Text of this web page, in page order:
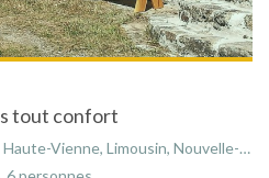
tout confort
Limousin, Nouvelle-Aquitaine, France